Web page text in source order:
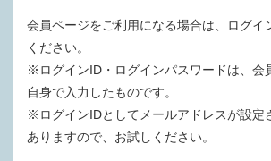
会員ページをご利用になる場合は、ログイ
ください。
※ログインID・ログインパスワードは、会
自身で入力したものです。
※ログインIDとしてメールアドレスが設定
ありますので、お試しください。